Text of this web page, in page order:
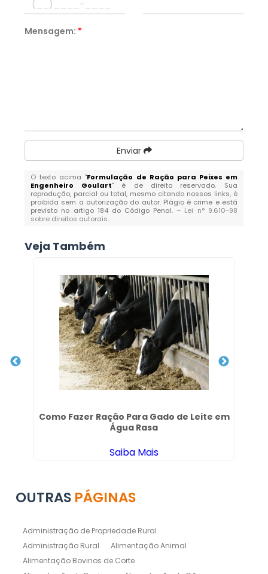
Mensagem: *
Enviar
O texto acima "Formulação de Ração para Peixes em
Engenheiro Goulart" é de direito reservado. Sua
reprodução, parcial ou total, mesmo citando nossos links, é
proibida sem a autorização do autor. Plágio é crime e está
previsto no artigo 184 do Código Penal. – Lei n° 9.610-98
sobre direitos autorais.
Veja Também
Como Fazer Ração Para Gado de Leite em
Água Rasa
Saiba Mais
OUTRAS PÁGINAS
Administração de Propriedade Rural
Administração Rural
Alimentação Animal
Alimentação Bovinos de Corte